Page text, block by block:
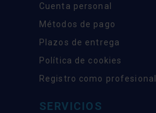
Cuenta personal
Métodos de pago
Plazos de entrega
Política de cookies
Registro como profesional
SERVICIOS